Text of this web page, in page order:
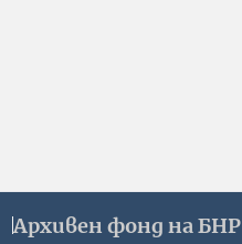
Архивен фонд на БНР